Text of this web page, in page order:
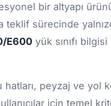
bir altyapı
teklif sürecinde
E600 yük sınıfı
peyzaj ve yol
için temel